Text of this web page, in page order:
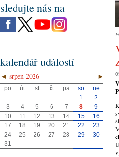
sledujte nás na
kalendář událostí
◄ ►
srpen 2026
po út st čt pá so
ne
1
2
3
4 5 6 7 8
9
10
11 12 13 14 15
16
17
18 19 20 21 22
23
24
25 26 27 28 29
30
31